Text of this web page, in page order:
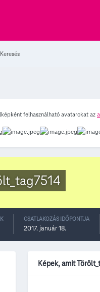
Keresés
felhasználható avatarokat az
CSATLAKOZÁS IDŐPONTJA
2017. január 18.
Képek, amit